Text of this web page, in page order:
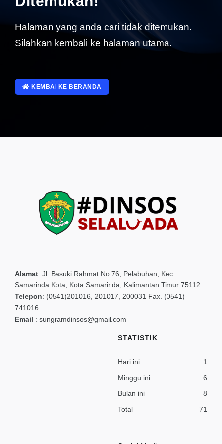
Halaman yang anda cari tidak ditemukan.
Silahkan kembali ke halaman utama.
KEMBAI KE BERANDA
Alamat: Jl. Basuki Rahmat No.76, Pelabuhan, Kec.
Samarinda Kota, Kota Samarinda, Kalimantan Timur 75112
Telepon: (0541)201016, 201017, 200031 Fax. (0541)
741016
Email : sungramdinsos@gmail.com
STATISTIK
Hari ini
1
Minggu ini
6
Bulan ini
8
Total
71